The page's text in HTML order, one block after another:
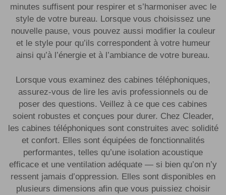
minutes suffisent pour respirer et s’harmoniser avec le
style de votre bureau. Lorsque vous choisissez une
nouvelle pause, vous pouvez aussi modifier la couleur
et le style pour qu’ils correspondent à votre humeur
ainsi qu’à l’énergie et à l’ambiance de votre bureau.
Lorsque vous examinez des cabines téléphoniques,
assurez-vous de lire les avis professionnels ou de
poser des questions. Veillez à ce que ces cabines
soient robustes et conçues pour durer. Chez Cleader,
les cabines téléphoniques sont construites avec solidité
et confort. Elles sont équipées de fonctionnalités
performantes, telles qu’une isolation acoustique
efficace et une ventilation adéquate — si bien qu’on n’y
ressent jamais d’oppression. Elles sont disponibles en
plusieurs dimensions afin que vous puissiez choisir